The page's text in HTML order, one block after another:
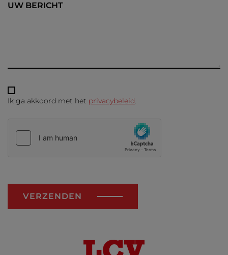
UW BERICHT
Ik ga akkoord met het privacybeleid.
VERZENDEN